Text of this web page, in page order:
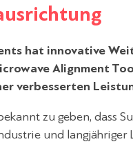
hat innovative
Alignment
verbesserten
zu geben, dass
und langjähriger